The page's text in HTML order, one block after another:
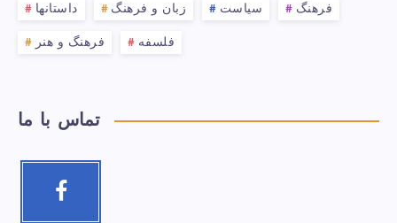
داستانها زبان و فرهنگ سیاست فرهنگ
فرهنگ و هنر فلسفه
تماس با ما